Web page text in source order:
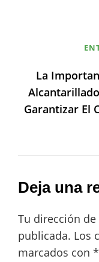
La
Garantizar El
Deja una
Tu dirección
publicada. Los
marcados con *